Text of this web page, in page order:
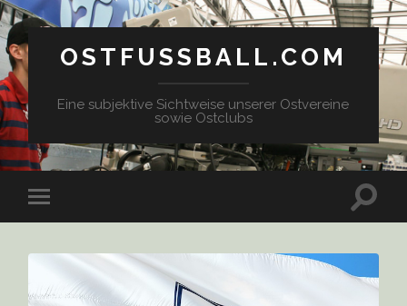
OSTFUSSBALL.COM
Eine subjektive Sichtweise unserer Ostvereine
sowie Ostclubs